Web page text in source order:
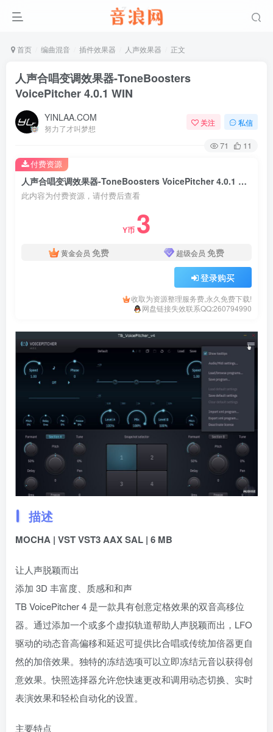
首页 编曲混音 插件效果器 人声效果器 正文
人声合唱变调效果器-ToneBoosters
VoicePitcher 4.0.1 WIN
YINLAA.COM
努力了才叫梦想
关注 私信
71 11
人声合唱变调效果器-ToneBoosters VoicePitcher 4.0.1 WIN
此内容为付费资源，请付费后查看
Y币 3
黄金会员 免费 超级会员 免费
登录购买
收取为资源整理服务费,永久免费下载!
网盘链接失效联系QQ:260794990
付费资源
描述
MOCHA | VST VST3 AAX SAL | 6 MB
让人声脱颖而出
添加 3D 丰富度、质感和和声
TB VoicePitcher 4 是一款具有创意定格效果的双音高移位
器。通过添加一个或多个虚拟轨道帮助人声脱颖而出，LFO
驱动的动态音高偏移和延迟可提供比合唱或传统加倍器更自
然的加倍效果。独特的冻结选项可以立即冻结元音以获得创
意效果。快照选择器允许您快速更改和调用动态切换、实时
表演效果和轻松自动化的设置。
主要特点